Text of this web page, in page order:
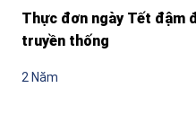
Thực đơn ngày Tết đậm
truyền thống
2 Năm